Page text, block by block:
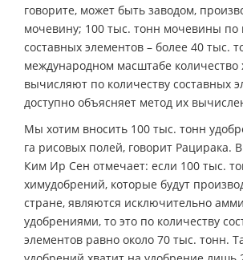
говорите, может быть заводом,
мочевину; 100 тыс. тонн мочевины по
составных элементов – более 40 тыс.
международном масштабе количество
вычисляют по количеству составных
доступно объясняет метод их
Мы хотим вносить 100 тыс. тонн
га рисовых полей, говорит Рацирака.
Ким Ир Сен отмечает: если 100 тыс.
химудобрений, которые будут
стране, являются исключительно
удобрениями, то это по количеству
элементов равно около 70 тыс. тонн.